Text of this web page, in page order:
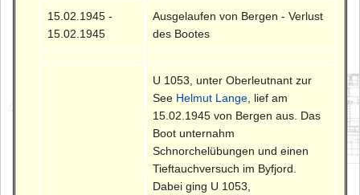
15.02.1945 -
15.02.1945
Ausgelaufen von Bergen - Verlust
des Bootes
U 1053, unter Oberleutnant zur
See Helmut Lange , lief am
15.02.1945 von Bergen aus. Das
Boot unternahm
Schnorchelübungen und einen
Tieftauchversuch im Byfjord.
Dabei ging U 1053,